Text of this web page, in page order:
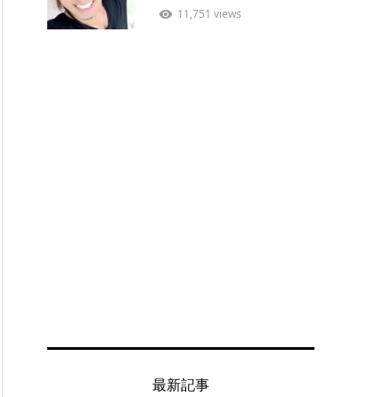
11,751 views
最新記事